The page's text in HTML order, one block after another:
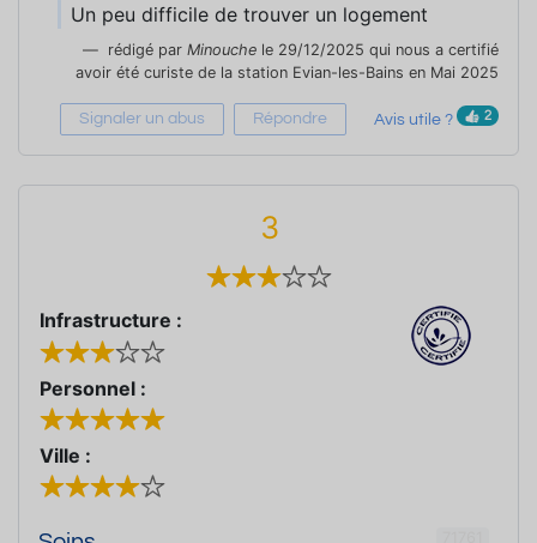
Un peu difficile de trouver un logement
rédigé par Minouche le 29/12/2025 qui nous a certifié
avoir été curiste de la station Evian-les-Bains en Mai 2025
Signaler un abus Répondre Avis utile ? 2
3
Infrastructure :
Personnel :
Ville :